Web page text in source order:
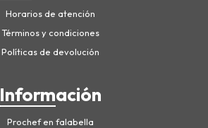
Horarios de atención
Términos y condiciones
Políticas de devolución
Información
Prochef en falabella